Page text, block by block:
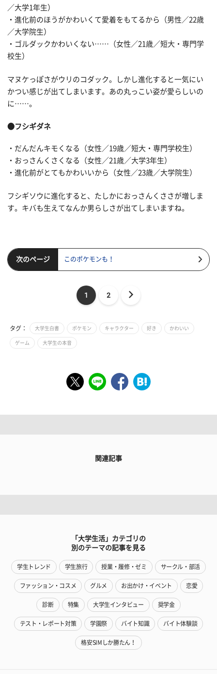
／大学1年生）
・進化前のほうがかわいくて愛着をもてるから（男性／22歳
／大学院生）
・ゴルダックかわいくない……（女性／21歳／短大・専門学
校生）
マヌケっぽさがウリのコダック。しかし進化すると一気にい
かつい感じが出てしまいます。あの丸っこい姿が愛らしいの
に……。
●フシギダネ
・だんだんキモくなる（女性／19歳／短大・専門学校生）
・おっさんくさくなる（女性／21歳／大学3年生）
・進化前がとてもかわいいから（女性／23歳／大学院生）
フシギソウに進化すると、たしかにおっさんくささが増しま
す。キバも生えてなんか男らしさが出てしまいますね。
次のページ このポケモンも！
1 2
タグ： 大学生白書 ポケモン キャラクター 好き かわいい
ゲーム 大学生の本音
関連記事
「大学生活」カテゴリの
別のテーマの記事を見る
学生トレンド 学生旅行 授業・履修・ゼミ サークル・部活
ファッション・コスメ グルメ お出かけ・イベント 恋愛
診断 特集 大学生インタビュー 奨学金
テスト・レポート対策 学園祭 バイト知識 バイト体験談
格安SIMしか勝たん！